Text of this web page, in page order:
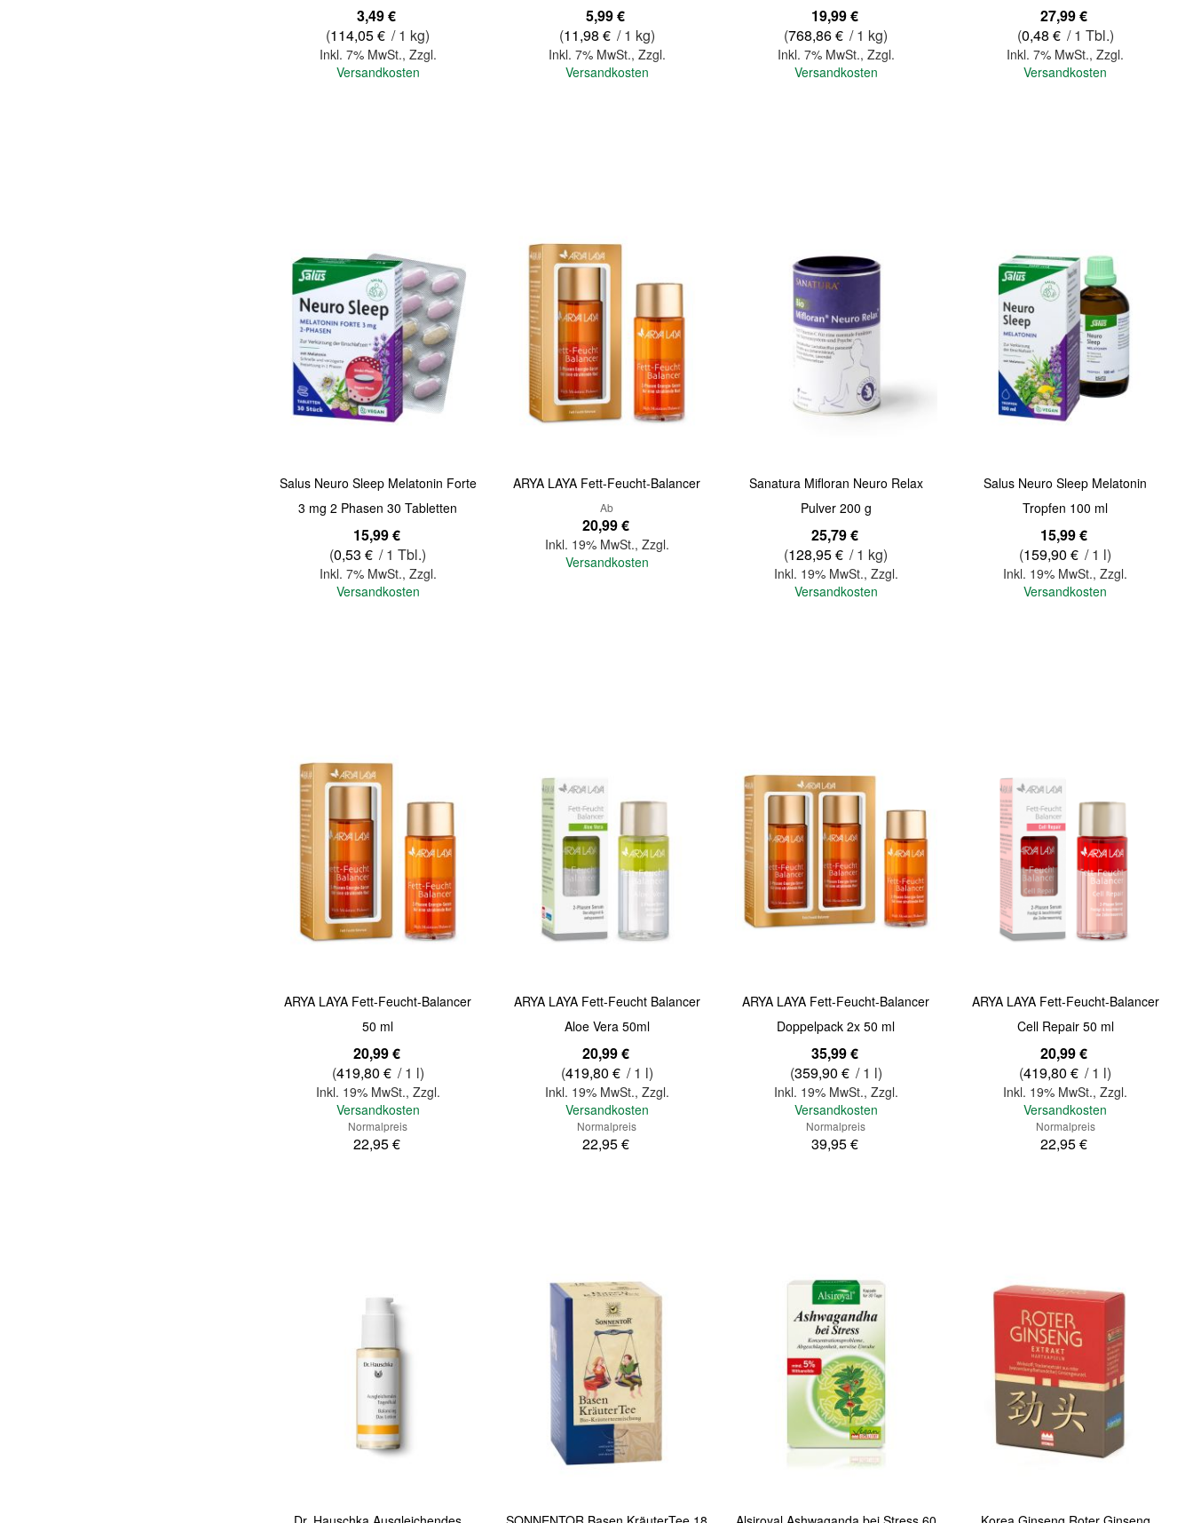
3,49 €
(114,05 € / 1 kg)
Inkl. 7% MwSt., Zzgl.
Versandkosten
Quickview
5,99 €
(11,98 € / 1 kg)
Inkl. 7% MwSt., Zzgl.
Versandkosten
Quickview
19,99 €
(768,86 € / 1 kg)
Inkl. 7% MwSt., Zzgl.
Versandkosten
27,99 €
(0,48 € / 1 Tbl.)
Inkl. 7% MwSt.,Zzgl.
Versandkosten
Quickview
Salus Neuro Sleep Melatonin Forte
3 mg 2 Phasen 30 Tabletten
15,99 €
(0,53 € / 1 Tbl.)
Inkl. 7% MwSt., Zzgl.
Versandkosten
Quickview
ARYA LAYA Fett-Feucht-Balancer
Ab
20,99 €
Inkl. 19% MwSt., Zzgl.
Versandkosten
Quickview
Sanatura Mifloran Neuro Relax
Pulver 200 g
25,79 €
(128,95 € / 1 kg)
Inkl. 19% MwSt., Zzgl.
Versandkosten
Quickview
Salus Neuro Sleep Melatonin
Tropfen 100 ml
15,99 €
(159,90 € / 1 l)
Inkl. 19% MwSt.,Zzgl.
Versandkosten
Quickview
ARYA LAYA Fett-Feucht-Balancer
50 ml
20,99 €
(419,80 € / 1 l)
Inkl. 19% MwSt., Zzgl.
Versandkosten
Normalpreis
22,95 €
ARYA LAYA Fett-Feucht Balancer
Aloe Vera 50ml
20,99 €
(419,80 € / 1 l)
Inkl. 19% MwSt., Zzgl.
Versandkosten
Normalpreis
22,95 €
Quickview
ARYA LAYA Fett-Feucht-Balancer
Doppelpack 2x 50 ml
35,99 €
(359,90 € / 1 l)
Inkl. 19% MwSt., Zzgl.
Versandkosten
Normalpreis
39,95 €
ARYA LAYA Fett-Feucht-Balancer
Cell Repair 50 ml
20,99 €
(419,80 € / 1 l)
Inkl. 19% MwSt.,Zzgl.
Versandkosten
Normalpreis
22,95 €